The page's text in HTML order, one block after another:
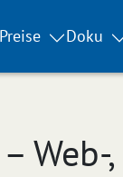
Preise Doku
Web-